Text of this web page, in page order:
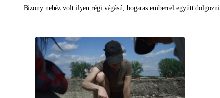
Bizony nehéz volt ilyen régi vágású, bogaras emberrel együtt